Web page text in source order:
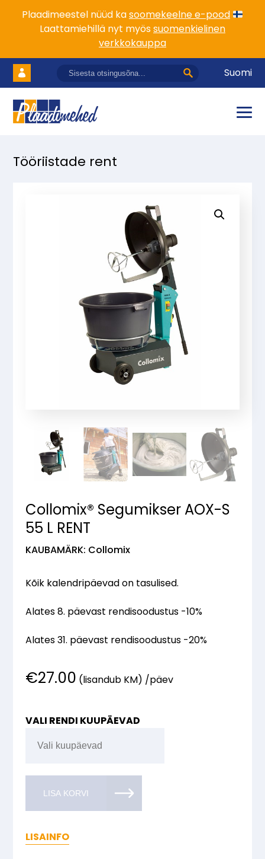
Plaadimeestel nüüd kasoomekeelne e-pood
Laattamiehillä nyt myössuomenkielinen
verkkokauppa
Suomi
Tööriistade rent
Collomix® Segumikser AOX-S
55 L RENT
KAUBAMÄRK: Collomix
Kõik kalendripäevad on tasulised.
Alates 8. päevast rendisoodustus -10%
Alates 31. päevast rendisoodustus -20%
€27.00 (lisandub KM) /päev
VALI RENDI KUUPÄEVAD
LISA KORVI
LISAINFO